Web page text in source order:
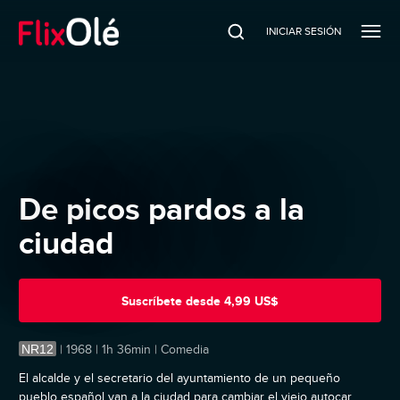
INICIAR SESIÓN
De picos pardos a la
ciudad
Suscríbete desde 4,99 US$
NR12 | 1968 | 1h 36min | Comedia
El alcalde y el secretario del ayuntamiento de un pequeño
pueblo español van a la ciudad para cambiar el viejo autocar